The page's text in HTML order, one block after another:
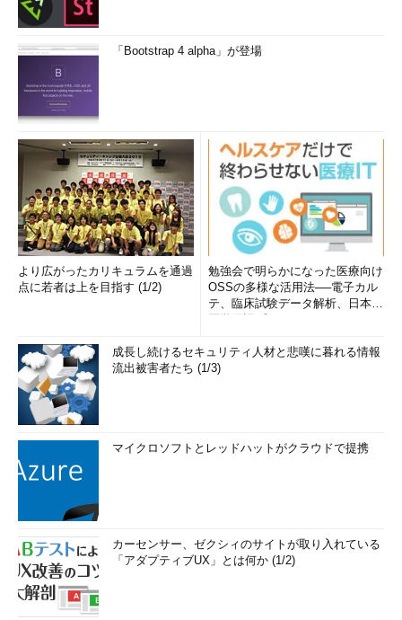
「Bootstrap 4 alpha」が登場
より広がったカリキュラムを通過
点に若者は上を目指す (1/2)
勉強会で明らかになった医療向け
OSSの多様な活用法──電子カル
テ、臨床試験データ解析、日本語
成長し続けるセキュリティ人材と悲嘆に暮れる情報
流出被害者たち (1/3)
マイクロソフトとレッドハットがクラウドで提携
カーセンサー、ゼクシィのサイトが取り入れている
「アダプティブUX」とは何か (1/2)